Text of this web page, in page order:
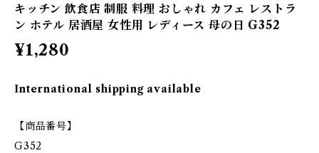
キッチン 飲食店 制服 料理 おしゃれ カフェ レストラ
ン ホテル 居酒屋 女性用 レディース 母の日 G352
¥1,280
International shipping available
【商品番号】
G352